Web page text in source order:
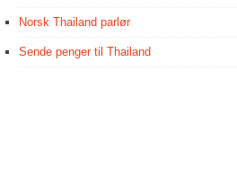
Norsk Thailand parlør
Sende penger til Thailand